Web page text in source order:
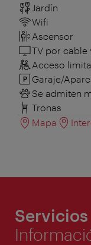
Jardín
Wifi
Ascensor
TV por cable
Acceso
Garaje/
Se admiten
Tronas
Mapa
Servicios